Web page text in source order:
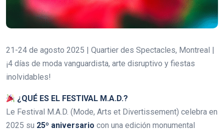
21-24 de agosto 2025 | Quartier des Spectacles, Montreal |
¡4 días de moda vanguardista, arte disruptivo y fiestas
inolvidables!
¿QUÉ ES EL FESTIVAL M.A.D.?
Le Festival M.A.D. (Mode, Arts et Divertissement) celebra en
2025 su 25º aniversario con una edición monumental